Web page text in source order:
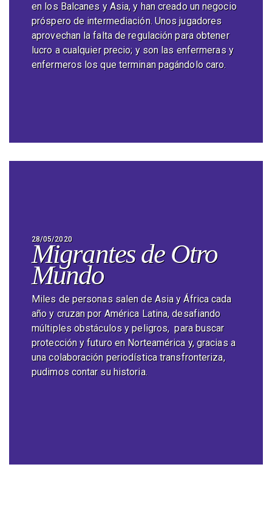
en los Balcanes y Asia, y han creado un negocio
próspero de intermediación. Unos jugadores
aprovechan la falta de regulación para obtener
lucro a cualquier precio; y son las enfermeras y
enfermeros los que terminan pagándolo caro.
28/05/2020
Migrantes de Otro
Mundo
Miles de personas salen de Asia y África cada
año y cruzan por América Latina, desafiando
múltiples obstáculos y peligros, para buscar
protección y futuro en Norteamérica y, gracias a
una colaboración periodística transfronteriza,
pudimos contar su historia.